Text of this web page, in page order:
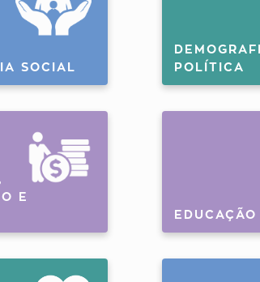
SOCIAL
POLÍTICA
E
EDUCAÇÃO